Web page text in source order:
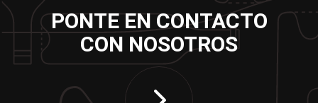
PONTE EN CONTACTO
CON NOSOTROS